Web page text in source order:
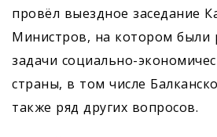
провёл выездное заседание
Министров, на котором были
задачи социально-
страны, в том числе
также ряд других вопросов.